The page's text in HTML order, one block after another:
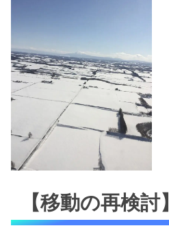
【移動の再検討】